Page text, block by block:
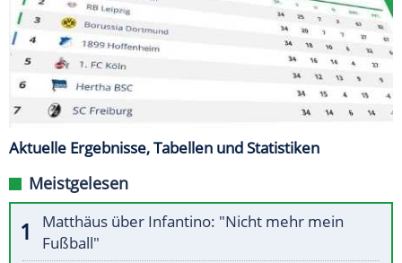
Aktuelle Ergebnisse, Tabellen und Statistiken
Meistgelesen
Matthäus über Infantino: "Nicht mehr mein
Fußball"